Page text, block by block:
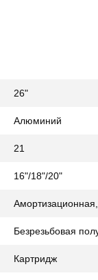
26"
Алюминий
21
16"/18"/20"
Безрезьбовая
Картридж